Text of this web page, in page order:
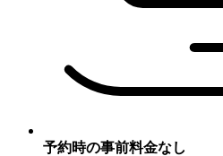
予約時の事前料金なし